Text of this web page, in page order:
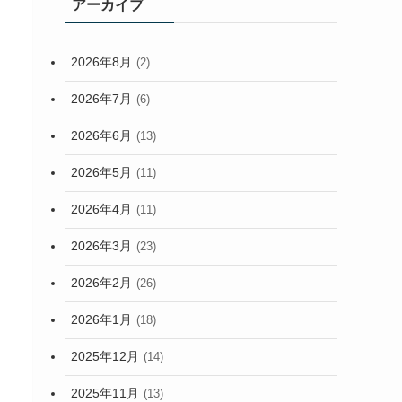
アーカイブ
2026年8月 (2)
2026年7月 (6)
2026年6月 (13)
2026年5月 (11)
2026年4月 (11)
2026年3月 (23)
2026年2月 (26)
2026年1月 (18)
2025年12月 (14)
2025年11月 (13)